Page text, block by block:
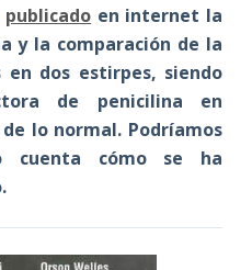
publicado en internet la
y la comparación de la
dos estirpes, siendo
de penicilina en
lo normal. Podríamos
cuenta cómo se ha